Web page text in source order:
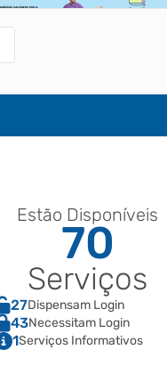
Estão Disponíveis
70
Serviços
27Dispensam Login
43Necessitam Login
1Serviços Informativos